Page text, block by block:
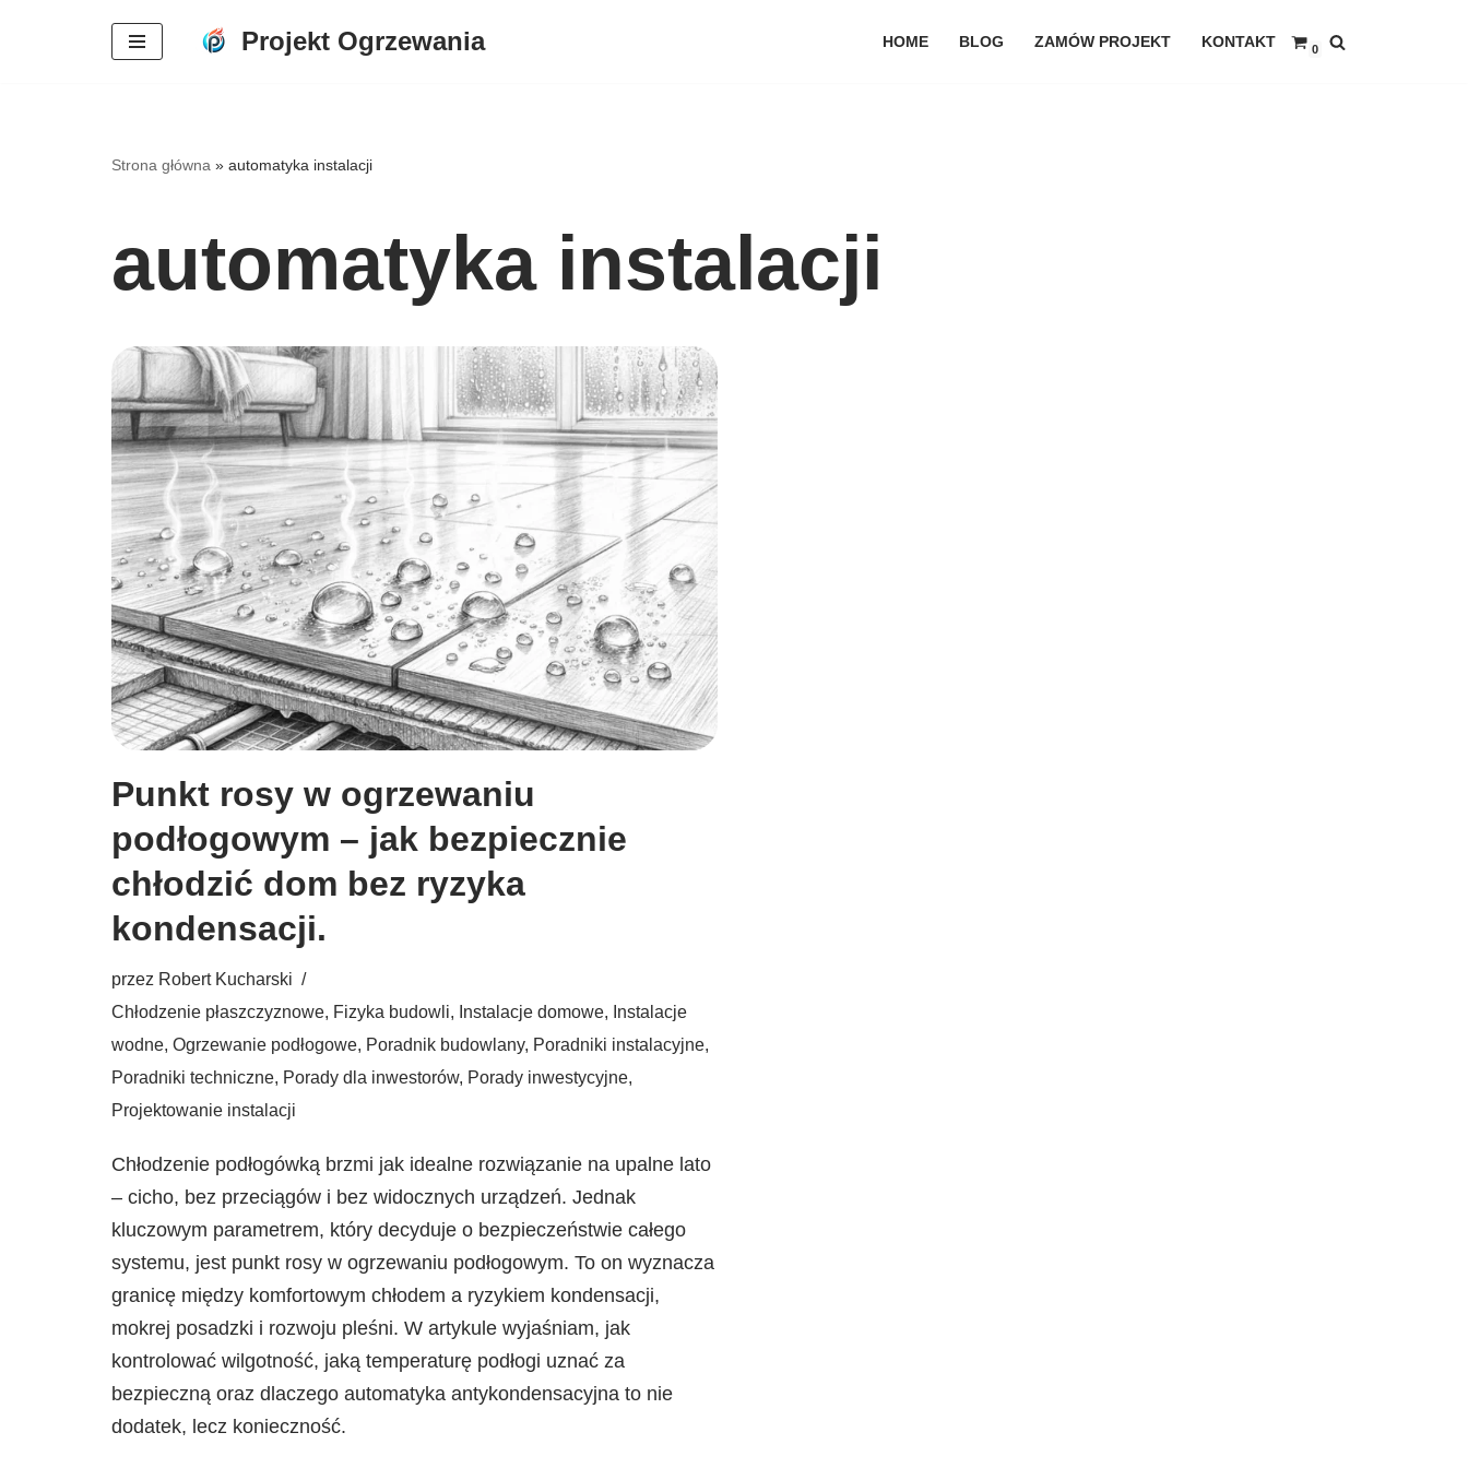
Projekt Ogrzewania HOME BLOG ZAMÓW PROJEKT KONTAKT 0
Strona główna » automatyka instalacji
automatyka instalacji
Punkt rosy w ogrzewaniu
podłogowym – jak bezpiecznie
chłodzić dom bez ryzyka
kondensacji.
przez Robert Kucharski
Chłodzenie płaszczyznowe, Fizyka budowli, Instalacje domowe, Instalacje
wodne, Ogrzewanie podłogowe, Poradnik budowlany, Poradniki instalacyjne,
Poradniki techniczne, Porady dla inwestorów, Porady inwestycyjne,
Projektowanie instalacji
Chłodzenie podłogówką brzmi jak idealne rozwiązanie na upalne lato
– cicho, bez przeciągów i bez widocznych urządzeń. Jednak
kluczowym parametrem, który decyduje o bezpieczeństwie całego
systemu, jest punkt rosy w ogrzewaniu podłogowym. To on wyznacza
granicę między komfortowym chłodem a ryzykiem kondensacji,
mokrej posadzki i rozwoju pleśni. W artykule wyjaśniam, jak
kontrolować wilgotność, jaką temperaturę podłogi uznać za
bezpieczną oraz dlaczego automatyka antykondensacyjna to nie
dodatek, lecz konieczność.